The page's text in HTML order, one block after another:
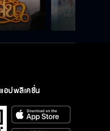
แอปพลิเคชั่น